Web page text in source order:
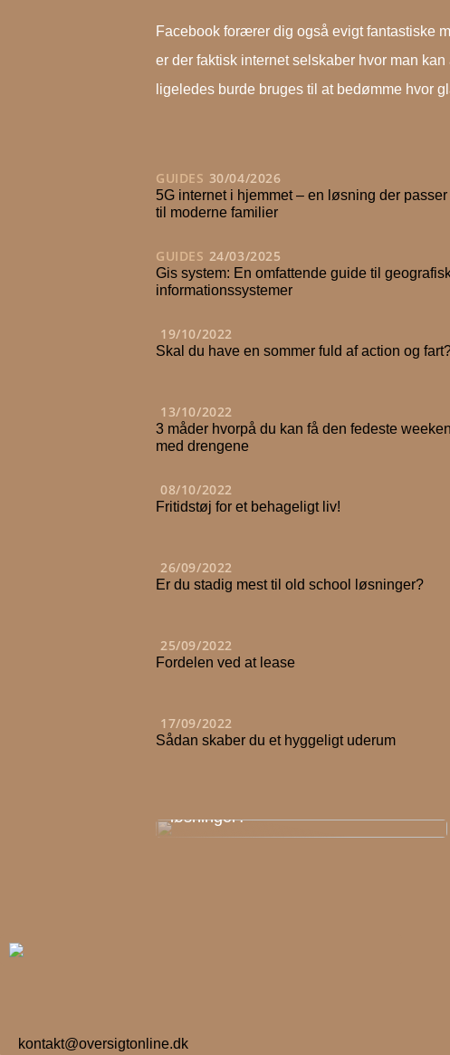
Facebook forærer dig også evigt fantastiske
er der faktisk internet selskaber hvor man
ligeledes burde bruges til at bedømme hvor
GUIDES 30/04/2026
5G internet i hjemmet – en løsning der
til moderne familier
GUIDES 24/03/2025
Gis system: En omfattende guide til
informationssystemer
19/10/2022
Skal du have en sommer fuld af action og
13/10/2022
3 måder hvorpå du kan få den fedeste
med drengene
08/10/2022
Fritidstøj for et behageligt liv!
26/09/2022
Er du stadig mest til old school løsninger?
25/09/2022
Fordelen ved at lease
17/09/2022
Sådan skaber du et hyggeligt uderum
løsninger?
kontakt@oversigtonline.dk